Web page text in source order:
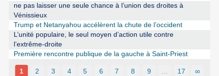
ne pas laisser une seule chance à l’union des droites à
Vénissieux
Trump et Netanyahou accélèrent la chute de l’occident
L’unité populaire, le seul moyen d’action utile contre
l’extrême-droite
Première rencontre publique de la gauche à Saint-Priest
1 2 3 4 5 6 7 8 9 … 17 ∞